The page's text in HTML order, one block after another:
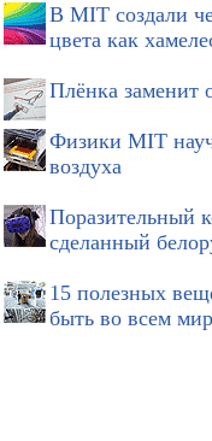
В MIT создали
цвета как
Плёнка заменит
Физики MIT
воздуха
Поразительный
сделанный
15 полезных
быть во всем